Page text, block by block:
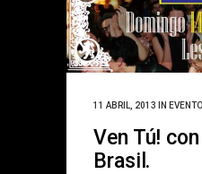
11 ABRIL, 2013 IN
Ven Tú!
Brasil.